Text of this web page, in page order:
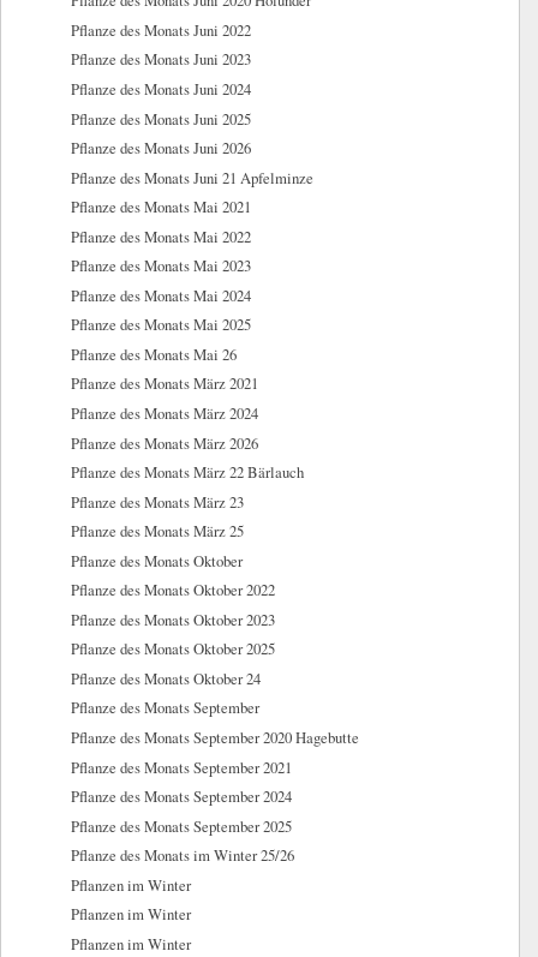
Pflanze des Monats Juni 2022
Pflanze des Monats Juni 2023
Pflanze des Monats Juni 2024
Pflanze des Monats Juni 2025
Pflanze des Monats Juni 2026
Pflanze des Monats Juni 21 Apfelminze
Pflanze des Monats Mai 2021
Pflanze des Monats Mai 2022
Pflanze des Monats Mai 2023
Pflanze des Monats Mai 2024
Pflanze des Monats Mai 2025
Pflanze des Monats Mai 26
Pflanze des Monats März 2021
Pflanze des Monats März 2024
Pflanze des Monats März 2026
Pflanze des Monats März 22 Bärlauch
Pflanze des Monats März 23
Pflanze des Monats März 25
Pflanze des Monats Oktober
Pflanze des Monats Oktober 2022
Pflanze des Monats Oktober 2023
Pflanze des Monats Oktober 2025
Pflanze des Monats Oktober 24
Pflanze des Monats September
Pflanze des Monats September 2020 Hagebutte
Pflanze des Monats September 2021
Pflanze des Monats September 2024
Pflanze des Monats September 2025
Pflanze des Monats im Winter 25/26
Pflanzen im Winter
Pflanzen im Winter
Pflanzen im Winter